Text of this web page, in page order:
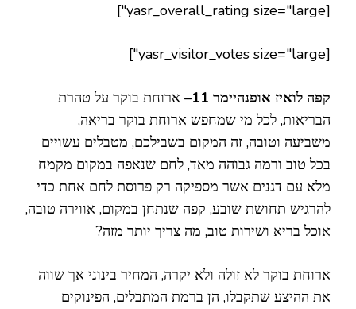
[yasr_overall_rating size="large"]
[yasr_visitor_votes size="large"]
קפה לואיז אופנהיימר 11
– ארוחת בוקר על טהרת
הבריאות, לכל מי שמחפש ארוחת בוקר בריאה,
משביעה וטובה, זה המקום בשבילכם, מטבלים עשויים
בכל טוב ורמה גבוהה מאד, לחם שנאפה במקום מקמח
מלא עם דגנים אשר מספיקה רק פרוסת לחם אחת כדי
להרגיש תחושת שובע, קפה שנתחן במקום, אווירה טובה,
אוכל בריא ושירות טוב, מה צריך יותר מזה?
ארוחת בוקר לא זולה ולא יקרה, המחיר בינוני אך שווה
את ההיצע שתקבלו, הן ברמת המתבלים, הפינוקים